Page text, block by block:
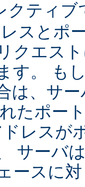
クティブ
スとポ
クエス
す。 も
は、サ
たポー
ドレスが
サーバ
ースに